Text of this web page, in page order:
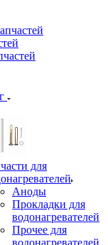
для
Аноды
Прокладки для
водонагревателей
Прочее для
водонагревателей